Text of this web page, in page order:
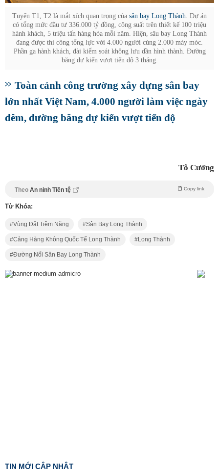
Tuyến T1, T2 là mắt xích quan trọng của sân bay Long Thành. Dự án
có tổng mức đầu tư 336.000 tỷ đồng, công suất trên thiết kế 100 triệu
hành khách, 5 triệu tấn hàng hóa mỗi năm. Hiện, sâu bay Long Thành
đang được thi công tổng lực với 4.000 người cùng 2.000 máy móc.
Phần ga hành khách, đài kiểm soát không lưu dần hình thành. Đường
băng dự kiến vượt tiến dộ 3 tháng.
Toàn cảnh công trường xây dựng sân bay
lớn nhất Việt Nam, 4.000 người làm việc ngày
đêm, đường băng dự kiến vượt tiến độ
Tô Cường
Theo An ninh Tiền tệ Copy link
Từ Khóa:
Vùng Đất Tiềm Năng Sân Bay Long Thành
Cảng Hàng Không Quốc Tế Long Thành Long Thành
Đường Nối Sân Bay Long Thành
TIN MỚI CẬP NHẬT